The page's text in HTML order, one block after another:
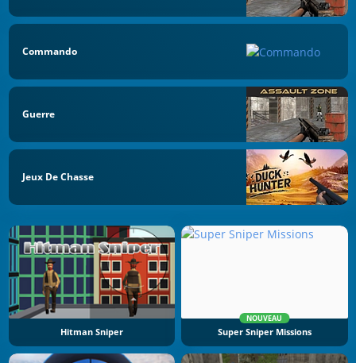
Commando
Guerre
Jeux De Chasse
Hitman Sniper
NOUVEAU
Super Sniper Missions